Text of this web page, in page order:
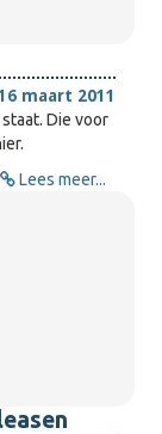
maart 2011
Die voor
Lees meer...